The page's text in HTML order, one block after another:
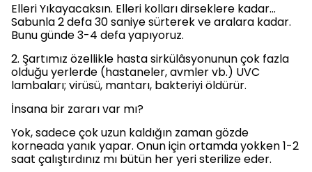
Elleri Yıkayacaksın. Elleri kolları dirseklere kadar…
Sabunla 2 defa 30 saniye sürterek ve aralara kadar.
Bunu günde 3-4 defa yapıyoruz.
2. Şartımız özellikle hasta sirkülâsyonunun çok fazla
olduğu yerlerde (hastaneler, avmler vb.) UVC
lambaları; virüsü, mantarı, bakteriyi öldürür.
İnsana bir zararı var mı?
Yok, sadece çok uzun kaldığın zaman gözde
korneada yanık yapar. Onun için ortamda yokken 1-2
saat çalıştırdınız mı bütün her yeri sterilize eder.